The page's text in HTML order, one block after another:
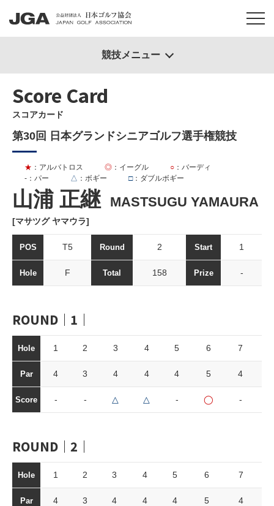
Score Card
スコアカード
第30回 日本グランドシニアゴルフ選手権競技
山浦 正継 MASTSUGU YAMAURA
[マサツグ ヤマウラ]
★ ：アルバトロス ◎ ：イーグル ○ ：バーディ
- ：パー △ ：ボギー □：ダブルボギー
POS T5 Round 2 Start 1
Hole F Total 158 Prize -
ROUND｜1｜
Hole 1 2 3 4 5 6 7
Par 4 3 4 4 4 5 4
Score - - △ △ - ◯ -
ROUND｜2｜
Hole 1 2 3 4 5 6 7
Par 4 3 4 4 4 5 4
競技メニュー